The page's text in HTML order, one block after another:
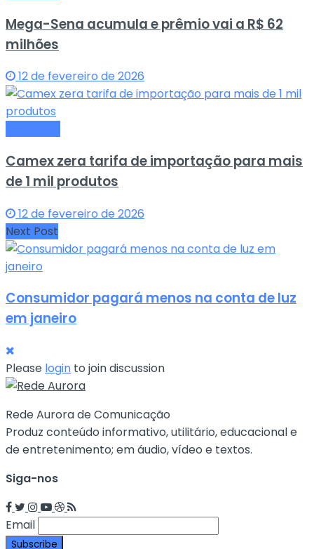
Mega-Sena acumula e prêmio vai a R$ 62
milhões
12 de fevereiro de 2026
Camex zera tarifa de importação para mais
de 1 mil produtos
12 de fevereiro de 2026
Next Post
Consumidor pagará menos na conta de luz
em janeiro
Please login to join discussion
Rede Aurora de Comunicação
Produz conteúdo informativo, utilitário, educacional e
de entretenimento; em áudio, vídeo e textos.
Siga-nos
Email